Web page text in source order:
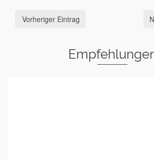
Vorheriger Eintrag